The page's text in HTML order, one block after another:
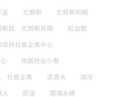
室 尤努斯 尤努斯新聞
斯獎，尤努斯新聞 尼泊爾
政府社會企業中心
桃園社企小聚
社會企業 流浪犬 海洋
獎金 環境永續